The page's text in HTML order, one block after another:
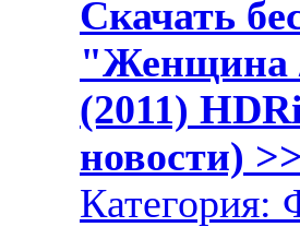
Скачать
"Женщина
(2011)
новости)
Категория: